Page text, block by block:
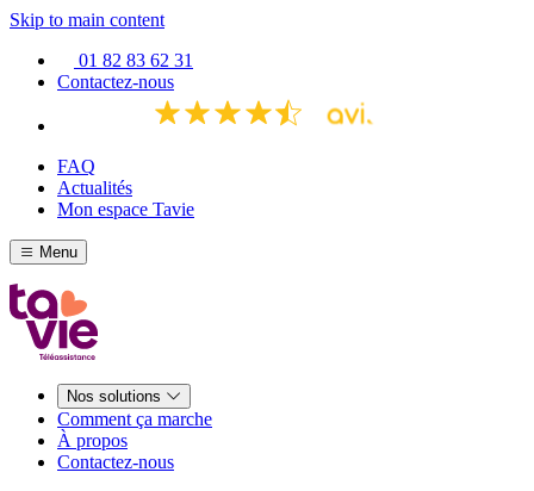
Skip to main content
01 82 83 62 31
Contactez-nous
FAQ
Actualités
Mon espace Tavie
Menu
Nos solutions
Comment ça marche
À propos
Contactez-nous